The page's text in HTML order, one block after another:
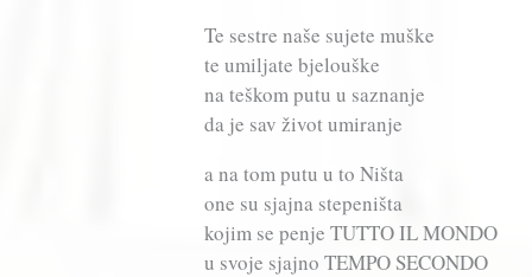
Te sestre naše sujete muške
te umiljate bjelouške
na teškom putu u saznanje
da je sav život umiranje
a na tom putu u to Ništa
one su sjajna stepeništa
kojim se penje TUTTO IL MONDO
u svoje sjajno TEMPO SECONDO